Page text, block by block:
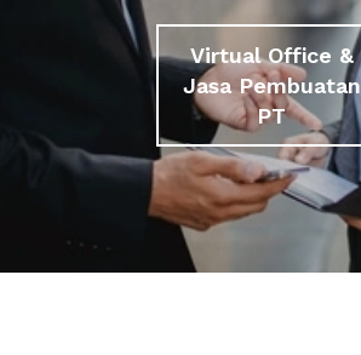
Virtual Office &
Jasa Pembuatan
PT